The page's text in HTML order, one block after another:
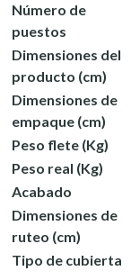
Número de
puestos
Dimensiones del
producto (cm)
Dimensiones de
empaque (cm)
Peso flete (Kg)
Peso real (Kg)
Acabado
Dimensiones de
ruteo (cm)
Tipo de cubierta